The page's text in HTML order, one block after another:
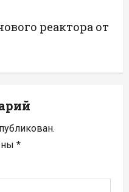
реактора от
*